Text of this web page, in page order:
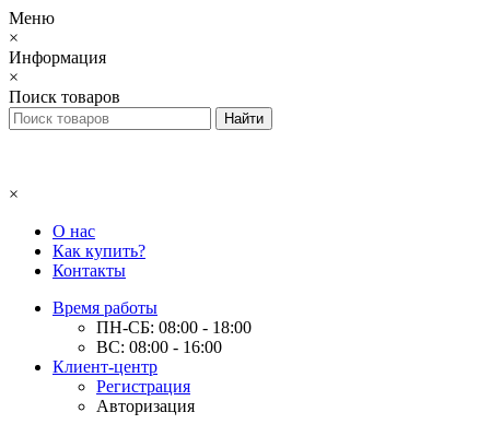
Меню
×
Информация
×
Поиск товаров
×
О нас
Как купить?
Контакты
Время работы
ПН-СБ: 08:00 - 18:00
ВС: 08:00 - 16:00
Клиент-центр
Регистрация
Авторизация